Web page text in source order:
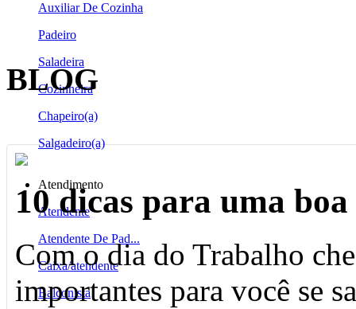
Auxiliar De Cozinha
Padeiro
Saladeira
Cozinheira
Chapeiro(a)
Salgadeiro(a)
Atendimento
Atendente
Atendente De Pad...
Caixa/atendente
Balconista
BLOG
10 dicas para uma
Com o dia do Trabalho
importantes para você se